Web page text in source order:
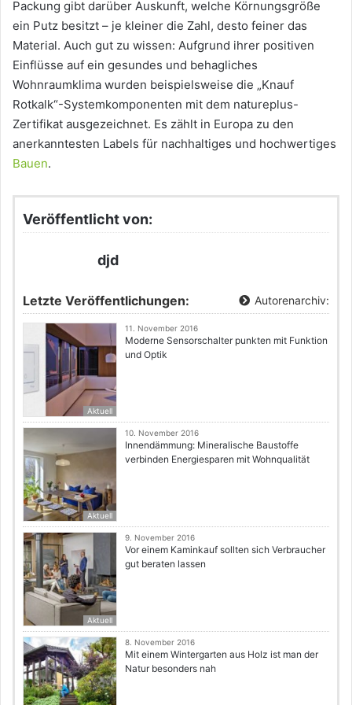
Packung gibt darüber Auskunft, welche Körnungsgröße
ein Putz besitzt – je kleiner die Zahl, desto feiner das
Material. Auch gut zu wissen: Aufgrund ihrer positiven
Einflüsse auf ein gesundes und behagliches
Wohnraumklima wurden beispielsweise die „Knauf
Rotkalk“-Systemkomponenten mit dem natureplus-
Zertifikat ausgezeichnet. Es zählt in Europa zu den
anerkanntesten Labels für nachhaltiges und hochwertiges
Bauen.
Veröffentlicht von:
djd
Letzte Veröffentlichungen: Autorenarchiv:
Aktuell
11. November 2016
Moderne Sensorschalter punkten mit Funktion
und Optik
Aktuell
10. November 2016
Innendämmung: Mineralische Baustoffe
verbinden Energiesparen mit Wohnqualität
Aktuell
9. November 2016
Vor einem Kaminkauf sollten sich Verbraucher
gut beraten lassen
8. November 2016
Mit einem Wintergarten aus Holz ist man der
Natur besonders nah